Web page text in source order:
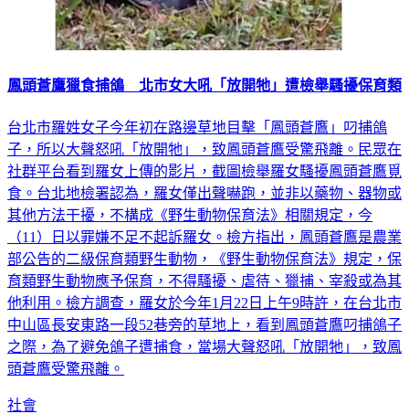
鳳頭蒼鷹獵食捕鴿 北市女大吼「放開牠」遭檢舉騷擾保育類
台北市羅姓女子今年初在路邊草地目擊「鳳頭蒼鷹」叼捕鴿
子，所以大聲怒吼「放開牠」，致鳳頭蒼鷹受驚飛離。民眾在
社群平台看到羅女上傳的影片，截圖檢舉羅女騷擾鳳頭蒼鷹覓
食。台北地檢署認為，羅女僅出聲嚇跑，並非以藥物、器物或
其他方法干擾，不構成《野生動物保育法》相關規定，今
（11）日以罪嫌不足不起訴羅女。檢方指出，鳳頭蒼鷹是農業
部公告的二級保育類野生動物，《野生動物保育法》規定，保
育類野生動物應予保育，不得騷擾、虐待、獵捕、宰殺或為其
他利用。檢方調查，羅女於今年1月22日上午9時許，在台北市
中山區長安東路一段52巷旁的草地上，看到鳳頭蒼鷹叼捕鴿子
之際，為了避免鴿子遭捕食，當場大聲怒吼「放開牠」，致鳳
頭蒼鷹受驚飛離。
社會